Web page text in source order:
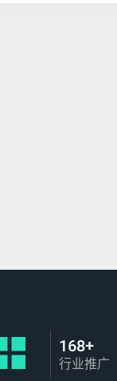
168+
行业推广